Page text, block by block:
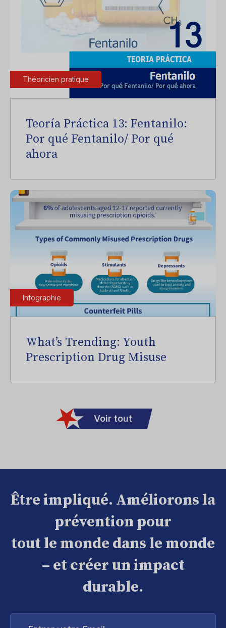
Théoricien pratique
Teoría Práctica 13: Fentanilo:
Por qué Fentanilo/ Por qué
ahora
Infographie
What’s Trending: Youth
Prescription Drug Misuse
Voir tout
Être impliqué. Améliorons la
prévention pour
tout le monde dans le monde
– et créer un impact
durable.
Entrer